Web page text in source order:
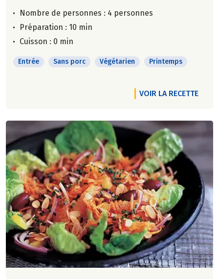
Nombre de personnes : 4 personnes
Préparation : 10 min
Cuisson : 0 min
Entrée Sans porc Végétarien Printemps
VOIR LA RECETTE